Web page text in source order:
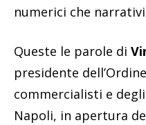
numerici che
Queste le parole di
presidente
commercialisti e
Napoli, in apertura